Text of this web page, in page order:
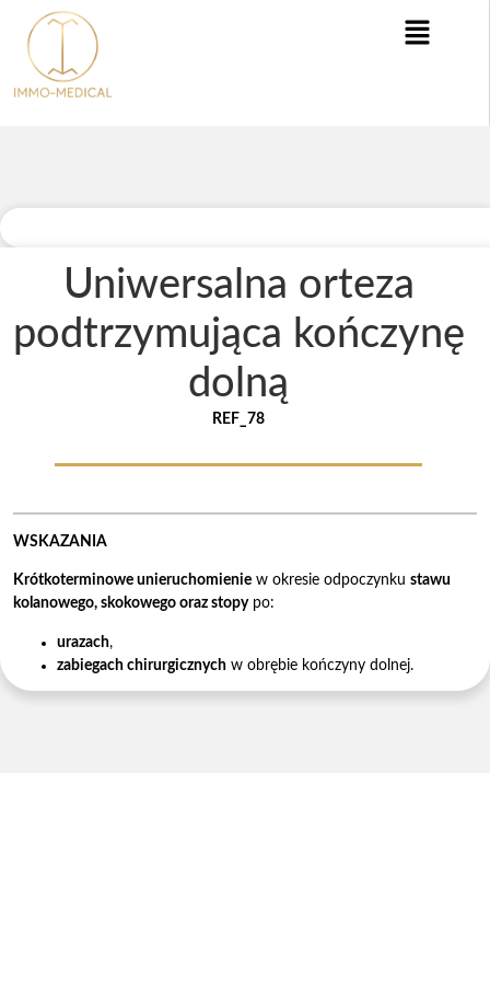
Uniwersalna orteza
podtrzymująca kończynę
dolną
REF_78
WSKAZANIA
Krótkoterminowe unieruchomienie w okresie odpoczynku stawu
kolanowego, skokowego oraz stopypo:
urazach,
zabiegach chirurgicznych w obrębie kończyny dolnej.